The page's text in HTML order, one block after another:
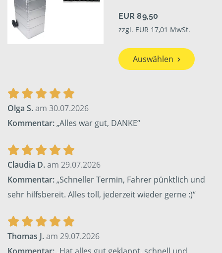
EUR 89,50
zzgl. EUR 17,01 MwSt.
Auswählen
Olga S.am 30.07.2026
Kommentar:„Alles war gut, DANKE“
Claudia D.am 29.07.2026
Kommentar:„Schneller Termin, Fahrer pünktlich und
sehr hilfsbereit. Alles toll, jederzeit wieder gerne :)“
Thomas J.am 29.07.2026